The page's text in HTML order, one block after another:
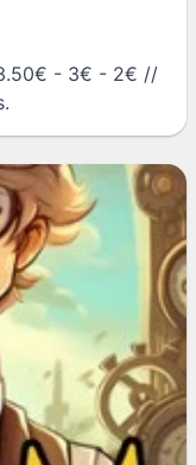
- 3€ - 2€ //